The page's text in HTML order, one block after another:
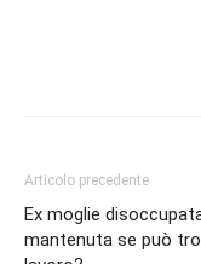
Articolo precedente
Ex moglie
mantenuta se può